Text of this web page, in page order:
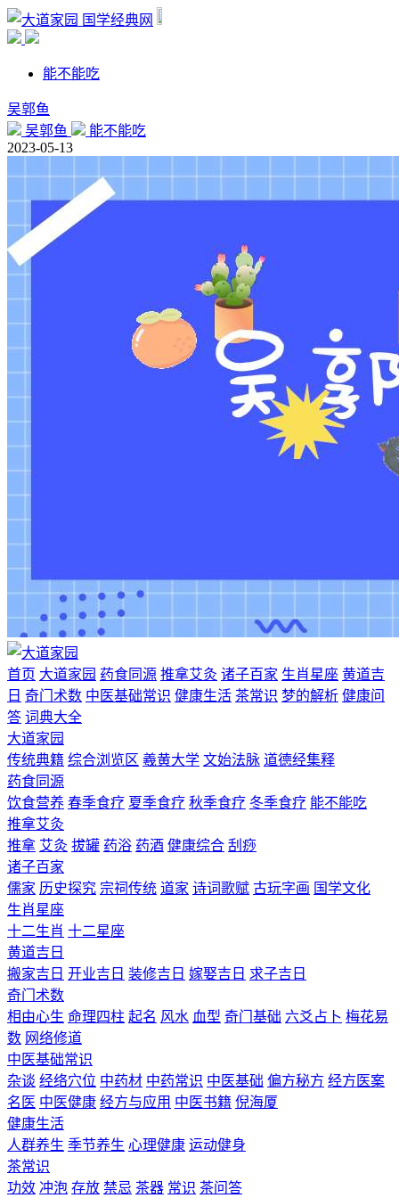
国学经典网
能不能吃
吴郭鱼
吴郭鱼
能不能吃
2023-05-13
首页 大道家园 药食同源 推拿艾灸 诸子百家 生肖星座 黄道吉
日 奇门术数 中医基础常识 健康生活 茶常识 梦的解析 健康问
答 词典大全
大道家园
传统典籍 综合浏览区 羲黄大学 文始法脉 道德经集释
药食同源
饮食营养 春季食疗 夏季食疗 秋季食疗 冬季食疗 能不能吃
推拿艾灸
推拿 艾灸 拔罐 药浴 药酒 健康综合 刮痧
诸子百家
儒家 历史探究 宗祠传统 道家 诗词歌赋 古玩字画 国学文化
生肖星座
十二生肖 十二星座
黄道吉日
搬家吉日 开业吉日 装修吉日 嫁娶吉日 求子吉日
奇门术数
相由心生 命理四柱 起名 风水 血型 奇门基础 六爻占卜 梅花易
数 网络修道
中医基础常识
杂谈 经络穴位 中药材 中药常识 中医基础 偏方秘方 经方医案
名医 中医健康 经方与应用 中医书籍 倪海厦
健康生活
人群养生 季节养生 心理健康 运动健身
茶常识
功效 冲泡 存放 禁忌 茶器 常识 茶问答